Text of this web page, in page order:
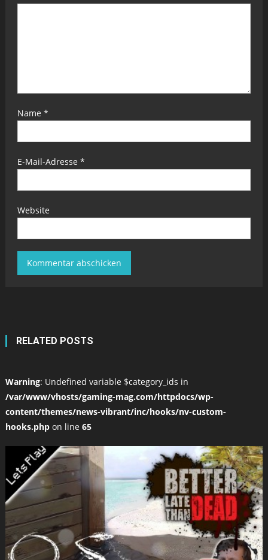
Name *
E-Mail-Adresse *
Website
RELATED POSTS
Warning: Undefined variable $category_ids in
/var/www/vhosts/gaming-mag.com/httpdocs/wp-
content/themes/news-vibrant/inc/hooks/nv-custom-
hooks.phpon line 65